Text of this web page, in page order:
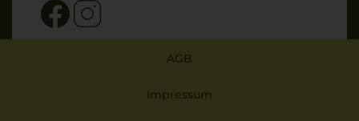
AGB
Impressum